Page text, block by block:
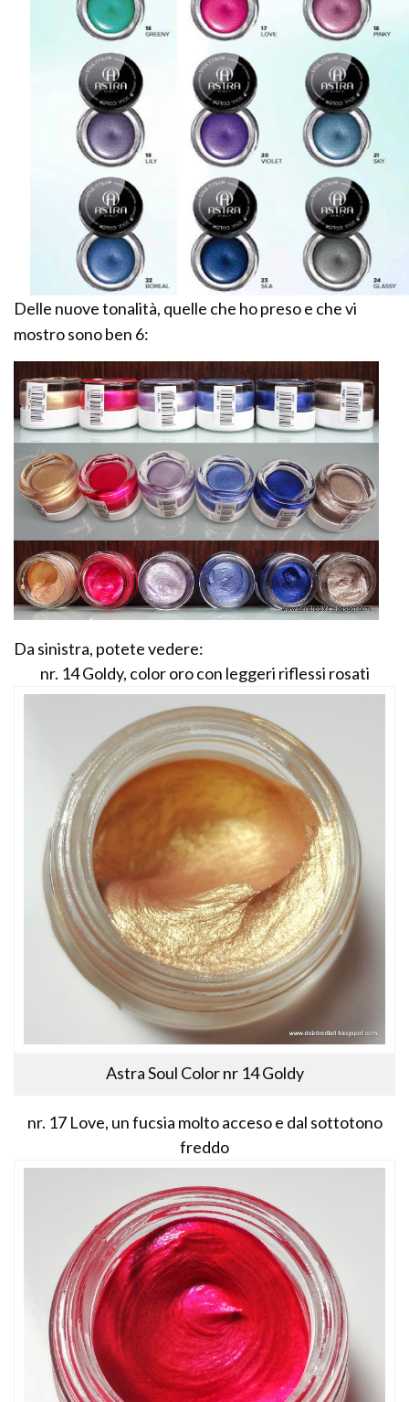
Delle nuove tonalità, quelle che ho preso e che vi
mostro sono ben 6:
Da sinistra, potete vedere:
nr. 14 Goldy, color oro con leggeri riflessi rosati
Astra Soul Color nr 14 Goldy
nr. 17 Love, un fucsia molto acceso e dal sottotono
freddo